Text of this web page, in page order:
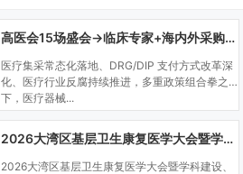
高医会15场盛会→临床专家+海内外采购商双向对接
医疗集采常态化落地、DRG/DIP 支付方式改革深
化、医疗行业反腐持续推进，多重政策组合拳之
下，医疗器械...
2026大湾区基层卫生康复医学大会暨学科建设、门诊可视化微创技术分享会
2026大湾区基层卫生康复医学大会暨学科建设、